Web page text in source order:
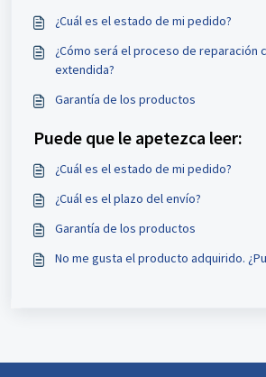
¿Cuál es el estado de mi pedido?
¿Cómo será el proceso de reparación
extendida?
Garantía de los productos
Puede que le apetezca leer:
¿Cuál es el estado de mi pedido?
¿Cuál es el plazo del envío?
Garantía de los productos
No me gusta el producto adquirido.